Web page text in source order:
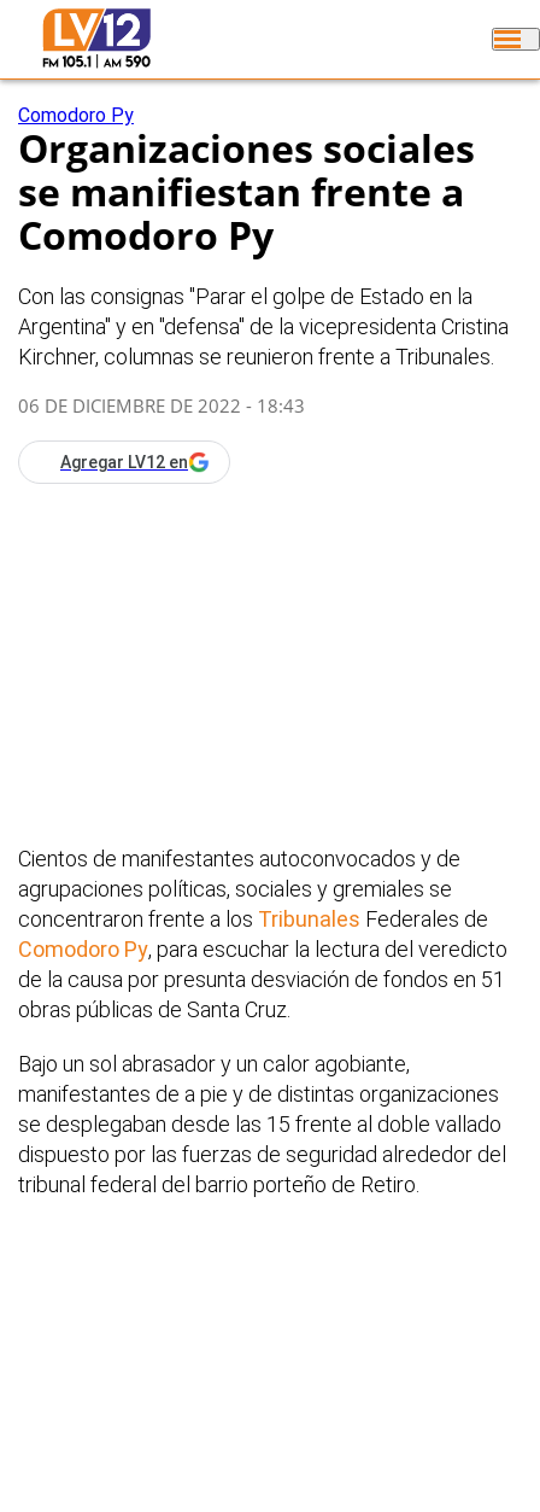
Comodoro Py
Organizaciones sociales
se manifiestan frente a
Comodoro Py
Con las consignas "Parar el golpe de Estado en la
Argentina" y en "defensa" de la vicepresidenta Cristina
Kirchner, columnas se reunieron frente a Tribunales.
06 DE DICIEMBRE DE 2022 - 18:43
Agregar LV12 en
Cientos de manifestantes autoconvocados y de
agrupaciones políticas, sociales y gremiales se
concentraron frente a los Tribunales Federales de
Comodoro Py, para escuchar la lectura del veredicto
de la causa por presunta desviación de fondos en 51
obras públicas de Santa Cruz.
Bajo un sol abrasador y un calor agobiante,
manifestantes de a pie y de distintas organizaciones
se desplegaban desde las 15 frente al doble vallado
dispuesto por las fuerzas de seguridad alrededor del
tribunal federal del barrio porteño de Retiro.